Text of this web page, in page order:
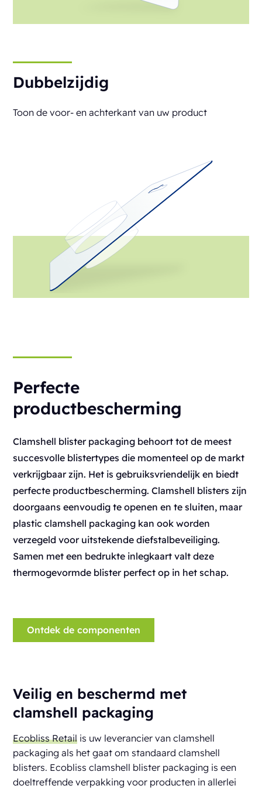
Dubbelzijdig
Toon de voor- en achterkant van uw product
Perfecte
productbescherming
Clamshell blister packaging behoort tot de meest
succesvolle blistertypes die momenteel op de markt
verkrijgbaar zijn. Het is gebruiksvriendelijk en biedt
perfecte productbescherming. Clamshell blisters zijn
doorgaans eenvoudig te openen en te sluiten, maar
plastic clamshell packaging kan ook worden
verzegeld voor uitstekende diefstalbeveiliging.
Samen met een bedrukte inlegkaart valt deze
thermogevormde blister perfect op in het schap.
Ontdek de componenten
Veilig en beschermd met
clamshell packaging
Ecobliss Retail is uw leverancier van clamshell
packaging als het gaat om standaard clamshell
blisters. Ecobliss clamshell blister packaging is een
doeltreffende verpakking voor producten in allerlei